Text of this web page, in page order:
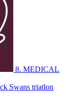
8. MEDICAL
Swans triatlon